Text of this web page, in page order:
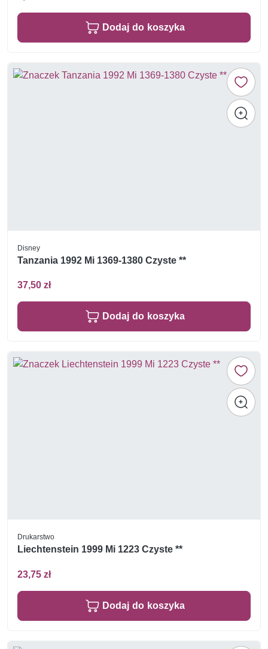
Dodaj do koszyka
Disney
Tanzania 1992 Mi 1369-1380 Czyste **
37,50 zł
Dodaj do koszyka
Drukarstwo
Liechtenstein 1999 Mi 1223 Czyste **
23,75 zł
Dodaj do koszyka